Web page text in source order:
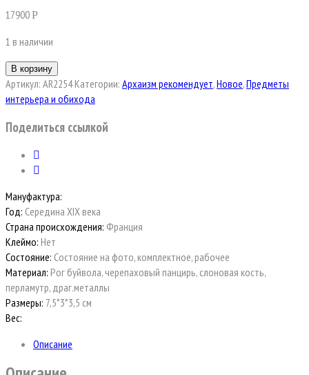
17900Р
1 в наличии
В корзину
Артикул: AR2254 Категории: Архаизм рекомендует,Новое,Предметы
интерьера и обихода
Поделиться ссылкой
Мануфактура:
Год: Середина XIX века
Страна происхождения: Франция
Клеймо: Нет
Состояние: Состояние на фото, комплектное, рабочее
Материал: Рог буйвола, черепаховый панцирь, слоновая кость,
перламутр, драг.металлы
Размеры: 7,5*3*3,5 см
Вес:
Описание